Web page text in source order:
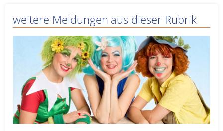
weitere Meldungen aus dieser Rubrik